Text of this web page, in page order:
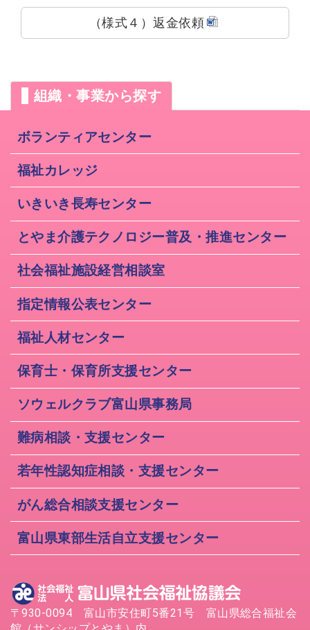
（様式４）返金依頼
組織・事業から探す
ボランティアセンター
福祉カレッジ
いきいき長寿センター
とやま介護テクノロジー普及・推進センター
社会福祉施設経営相談室
指定情報公表センター
福祉人材センター
保育士・保育所支援センター
ソウェルクラブ富山県事務局
難病相談・支援センター
若年性認知症相談・支援センター
がん総合相談支援センター
富山県東部生活自立支援センター
〒930-0094 富山市安住町5番21号 富山県総合福祉会